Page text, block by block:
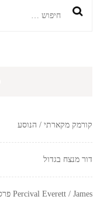
חיפוש:
קורמק מקארתי / הנוסע
דור מנצח בגדול
Percival Everett / James פרסיבל אוורט / ג'יימס